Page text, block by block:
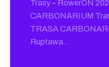
Trasy – RowerON
CARBONARIUM
TRASA
Ruptawa…